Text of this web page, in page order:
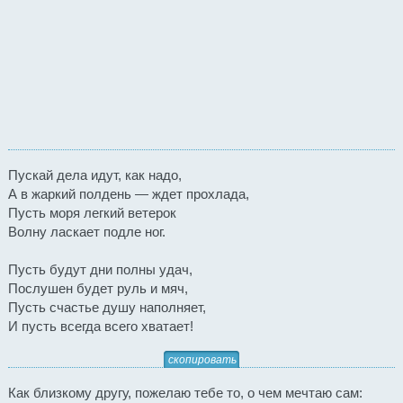
Пускай дела идут, как надо,
А в жаркий полдень — ждет прохлада,
Пусть моря легкий ветерок
Волну ласкает подле ног.
Пусть будут дни полны удач,
Послушен будет руль и мяч,
Пусть счастье душу наполняет,
И пусть всегда всего хватает!
скопировать
Как близкому другу, пожелаю тебе то, о чем мечтаю сам: